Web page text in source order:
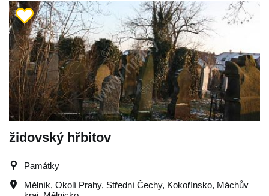
židovský hřbitov
Památky
Mělník, Okolí Prahy, Střední Čechy, Kokořínsko, Máchův